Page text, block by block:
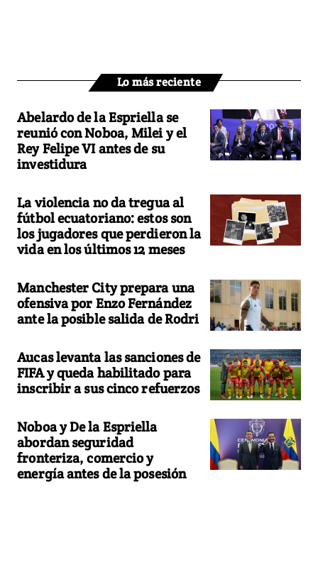
Lo más reciente
Abelardo de la Espriella se
reunió con Noboa, Milei y el
Rey Felipe VI antes de su
investidura
La violencia no da tregua al
fútbol ecuatoriano: estos son
los jugadores que perdieron la
vida en los últimos 12 meses
Manchester City prepara una
ofensiva por Enzo Fernández
ante la posible salida de Rodri
Aucas levanta las sanciones de
FIFA y queda habilitado para
inscribir a sus cinco refuerzos
Noboa y De la Espriella
abordan seguridad
fronteriza, comercio y
energía antes de la posesión